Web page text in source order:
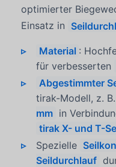
optimierter
Einsatz in
Material :
für verbesserten
Abgestimmter
tirak-Modell, z. B.
mm in
tirak X- und T-
Spezielle
Seildurchlauf